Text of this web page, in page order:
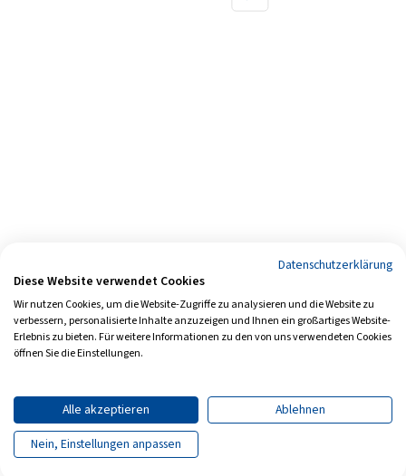
Datenschutzerklärung
Diese Website verwendet Cookies
Wir nutzen Cookies, um die Website-Zugriffe zu analysieren und die Website zu
verbessern, personalisierte Inhalte anzuzeigen und Ihnen ein großartiges Website-
Erlebnis zu bieten. Für weitere Informationen zu den von uns verwendeten Cookies
öffnen Sie die Einstellungen.
Alle akzeptieren
Ablehnen
Nein, Einstellungen anpassen